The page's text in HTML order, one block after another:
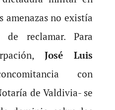
amenazas no existía
de reclamar. Para
José Luis
con
de Valdivia- se